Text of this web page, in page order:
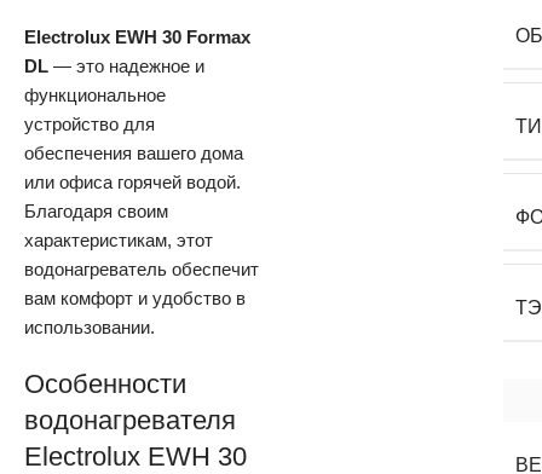
Electrolux EWH 30 Formax
DL — это надежное и
функциональное
устройство для
обеспечения вашего дома
или офиса горячей водой.
Благодаря своим
характеристикам, этот
водонагреватель обеспечит
вам комфорт и удобство в
использовании.
Особенности
водонагревателя
Electrolux EWH 30